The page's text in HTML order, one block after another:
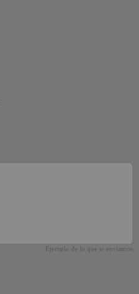
Ejemplo de lo que te enviamos